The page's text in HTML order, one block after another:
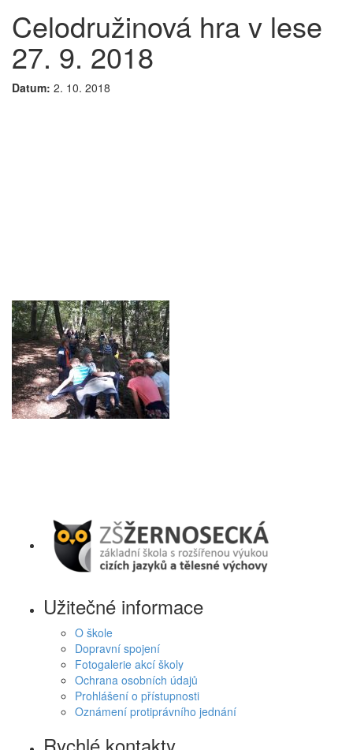
Celodružinová hra v lese
27. 9. 2018
Datum: 2. 10. 2018
Užitečné informace
O škole
Dopravní spojení
Fotogalerie akcí školy
Ochrana osobních údajů
Prohlášení o přístupnosti
Oznámení protiprávního jednání